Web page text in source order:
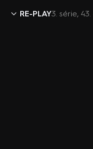
RE-PLAY3. série,